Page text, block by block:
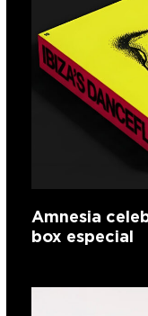
Amnesia
box especial